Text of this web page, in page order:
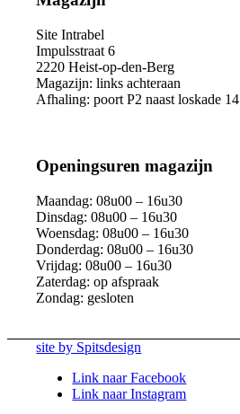
Site Intrabel
Impulsstraat 6
2220 Heist-op-den-Berg
Magazijn: links achteraan
Afhaling: poort P2 naast loskade 14
Openingsuren magazijn
Maandag: 08u00 – 16u30
Dinsdag: 08u00 – 16u30
Woensdag: 08u00 – 16u30
Donderdag: 08u00 – 16u30
Vrijdag: 08u00 – 16u30
Zaterdag: op afspraak
Zondag: gesloten
site by Spitsdesign
Link naar Facebook
Link naar Instagram